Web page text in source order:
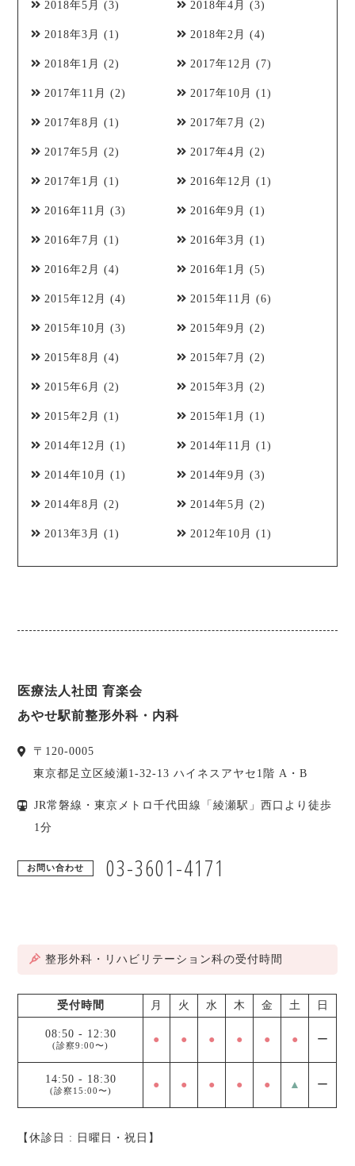
2018年5月 (3) 2018年4月 (3)
2018年3月 (1) 2018年2月 (4)
2018年1月 (2) 2017年12月 (7)
2017年11月 (2) 2017年10月 (1)
2017年8月 (1) 2017年7月 (2)
2017年5月 (2) 2017年4月 (2)
2017年1月 (1) 2016年12月 (1)
2016年11月 (3) 2016年9月 (1)
2016年7月 (1) 2016年3月 (1)
2016年2月 (4) 2016年1月 (5)
2015年12月 (4) 2015年11月 (6)
2015年10月 (3) 2015年9月 (2)
2015年8月 (4) 2015年7月 (2)
2015年6月 (2) 2015年3月 (2)
2015年2月 (1) 2015年1月 (1)
2014年12月 (1) 2014年11月 (1)
2014年10月 (1) 2014年9月 (3)
2014年8月 (2) 2014年5月 (2)
2013年3月 (1) 2012年10月 (1)
医療法人社団 育楽会
あやせ駅前整形外科・内科
〒 120-0005
東京都足立区綾瀬1-32-13 ハイネスアヤセ1階 A・B
JR常磐線・東京メトロ千代田線「綾瀬駅」西口より徒歩
1分
お問い合わせ 03-3601-4171
整形外科・リハビリテーション科の受付時間
受付時間 月 火 水 木 金 土 日
08:50 - 12:30
(診察9:00〜) ● ● ● ● ● ● ー
14:50 - 18:30
(診察15:00〜) ● ● ● ● ● ▲ ー
【休診日 : 日曜日・祝日】